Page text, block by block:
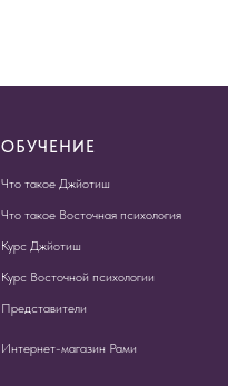
ОБУЧЕНИЕ
Что такое Джйотиш
Что такое Восточная психология
Курс Джйотиш
Курс Восточной психологии
Представители
Интернет-магазин Рами